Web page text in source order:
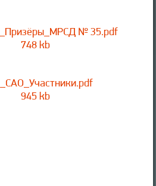
№ 35.pdf
748 kb
945 kb